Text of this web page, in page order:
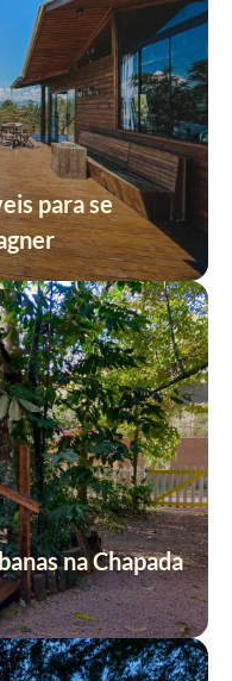
para se
na Chapada